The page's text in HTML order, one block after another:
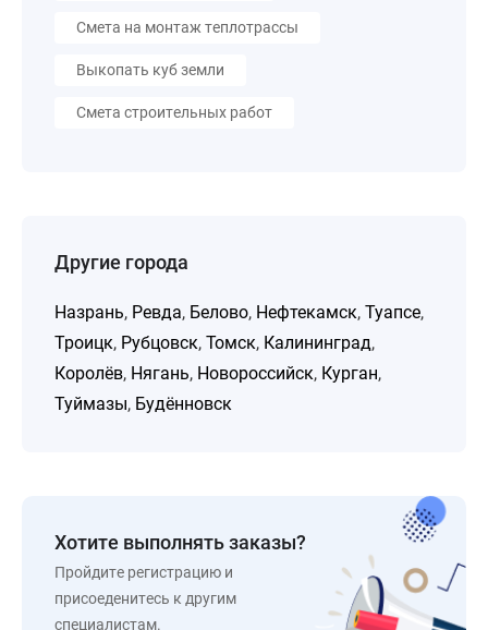
Смета на монтаж теплотрассы
Выкопать куб земли
Смета строительных работ
Другие города
Назрань, Ревда, Белово, Нефтекамск, Туапсе,
Троицк, Рубцовск, Томск, Калининград,
Королёв, Нягань, Новороссийск, Курган,
Туймазы, Будённовск
Хотите выполнять заказы?
Пройдите регистрацию и
присоеденитесь к другим
специалистам.